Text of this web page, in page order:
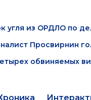
угля из ОРДЛО по
Просвирнин
обвиняемых